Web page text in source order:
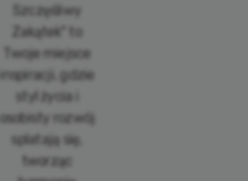
Szczęśliwy
Zakątek" to
Twoje miejsce
inspiracji, gdzie
styl życia i
osobisty rozwój
splatają się,
tworząc